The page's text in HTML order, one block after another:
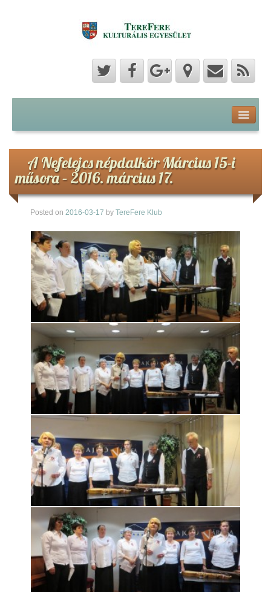
Hozzászólások
Hírek
Képek
Videók
Rólunk
Kapcsolat
A Nefelejcs népdalkör Március 15-i
műsora – 2016. március 17.
Posted on 2016-03-17 by TereFere Klub